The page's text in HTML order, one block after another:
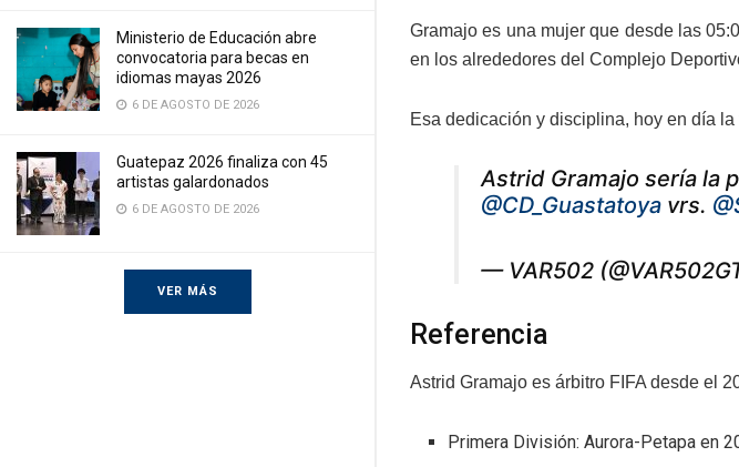
Ministerio de Educación abre
convocatoria para becas en
idiomas mayas 2026
6 DE AGOSTO DE 2026
Guatepaz 2026 finaliza con 45
artistas galardonados
6 DE AGOSTO DE 2026
VER MÁS
Gramajo es una mujer que desde las
en los alrededores del Complejo
Esa dedicación y disciplina, hoy en día
Astrid Gramajo sería la
@CD_Guastatoya vrs.
— VAR502
Referencia
Astrid Gramajo es árbitro FIFA desde el
Primera División: Aurora-Petapa en